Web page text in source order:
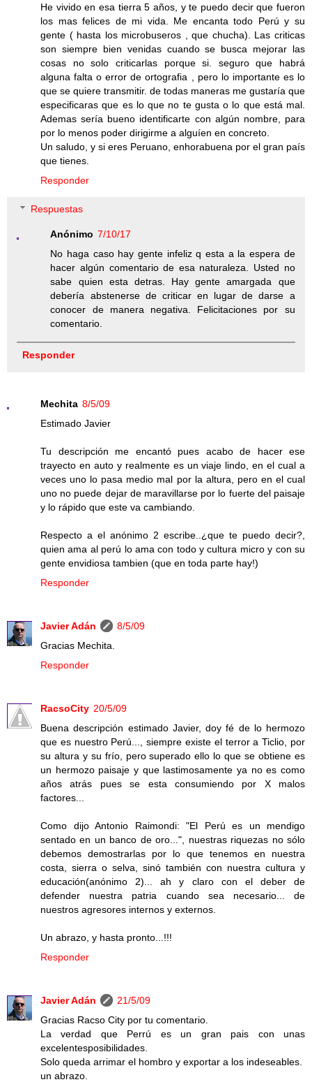
He vivido en esa tierra 5 años, y te puedo decir que fueron
los mas felices de mi vida. Me encanta todo Perú y su
gente ( hasta los microbuseros , que chucha). Las criticas
son siempre bien venidas cuando se busca mejorar las
cosas no solo criticarlas porque si. seguro que habrá
alguna falta o error de ortografia , pero lo importante es lo
que se quiere transmitir. de todas maneras me gustaría que
especificaras que es lo que no te gusta o lo que está mal.
Ademas sería bueno identificarte con algún nombre, para
por lo menos poder dirigirme a alguíen en concreto.
Un saludo, y si eres Peruano, enhorabuena por el gran país
que tienes.
Responder
Respuestas
Anónimo 7/10/17
No haga caso hay gente infeliz q esta a la espera de
hacer algún comentario de esa naturaleza. Usted no
sabe quien esta detras. Hay gente amargada que
debería abstenerse de criticar en lugar de darse a
conocer de manera negativa. Felicitaciones por su
comentario.
Responder
Mechita 8/5/09
Estimado Javier
Tu descripción me encantó pues acabo de hacer ese
trayecto en auto y realmente es un viaje lindo, en el cual a
veces uno lo pasa medio mal por la altura, pero en el cual
uno no puede dejar de maravillarse por lo fuerte del paisaje
y lo rápido que este va cambiando.
Respecto a el anónimo 2 escribe..¿que te puedo decir?,
quien ama al perú lo ama con todo y cultura micro y con su
gente envidiosa tambien (que en toda parte hay!)
Responder
Javier Adán
8/5/09
Gracias Mechita.
Responder
RacsoCity 20/5/09
Buena descripción estimado Javier, doy fé de lo hermozo
que es nuestro Perú..., siempre existe el terror a Ticlio, por
su altura y su frío, pero superado ello lo que se obtiene es
un hermozo paisaje y que lastimosamente ya no es como
años atrás pues se esta consumiendo por X malos
factores...
Como dijo Antonio Raimondi: "El Perú es un mendigo
sentado en un banco de oro...", nuestras riquezas no sólo
debemos demostrarlas por lo que tenemos en nuestra
costa, sierra o selva, sinó también con nuestra cultura y
educación(anónimo 2)... ah y claro con el deber de
defender nuestra patria cuando sea necesario... de
nuestros agresores internos y externos.
Un abrazo, y hasta pronto...!!!
Responder
Javier Adán
21/5/09
Gracias Racso City por tu comentario.
La verdad que Perrú es un gran pais con unas
excelentesposibilidades.
Solo queda arrimar el hombro y exportar a los indeseables.
un abrazo.